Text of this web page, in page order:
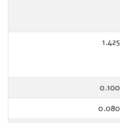
1.425
0.100
0.080